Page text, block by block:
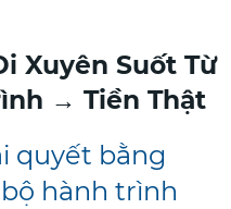
Xuyên Suốt Từ
→ Tiền Thật
quyết bằng
hành trình